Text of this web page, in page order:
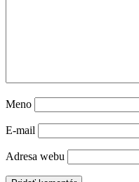
Meno
E-mail
Adresa webu